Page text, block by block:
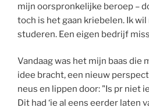
mijn oorspronkelijke beroep –
toch is het gaan kriebelen. Ik
studeren. Een eigen bedrijf
Vandaag was het mijn baas die
idee bracht, een nieuw
neus en lippen door: "Is pr niet
Dit had ‘ie al eens eerder laten